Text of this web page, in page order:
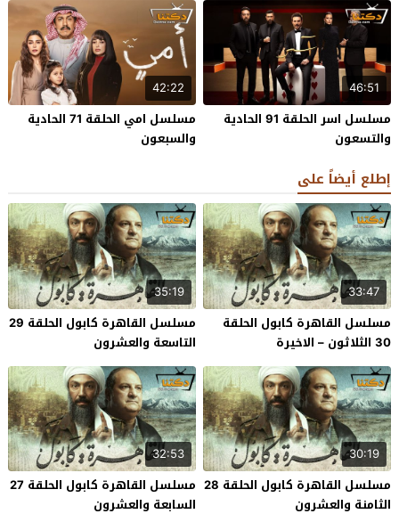
46:51
مسلسل اسر الحلقة 91 الحادية
والتسعون
42:22
مسلسل امي الحلقة 71 الحادية
والسبعون
إطلع أيضاً على
33:47
مسلسل القاهرة كابول الحلقة
30 الثلاثون – الاخيرة
35:19
مسلسل القاهرة كابول الحلقة 29
التاسعة والعشرون
30:19
مسلسل القاهرة كابول الحلقة 28
الثامنة والعشرون
32:53
مسلسل القاهرة كابول الحلقة 27
السابعة والعشرون